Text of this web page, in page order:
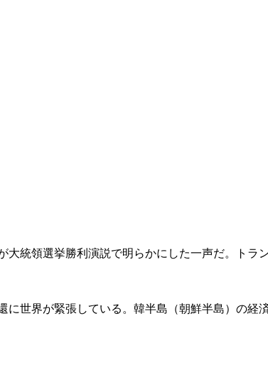
統領選挙勝利演説で明らかにした一声だ。ト
世界が緊張している。韓半島（朝鮮半島）の